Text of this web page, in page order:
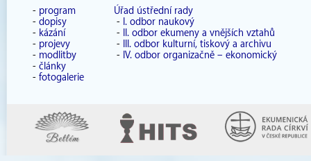
- program
- dopisy
- kázání
- projevy
- modlitby
- články
- fotogalerie
Úřad ústřední rady
- I. odbor naukový
-
II. odbor ekumeny a vnějších vztahů
-
III. odbor kulturní, tiskový a archivu
- IV. odbor organizačně – ekonomický